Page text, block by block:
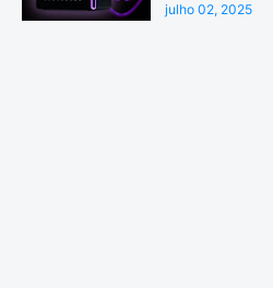
julho 02, 2025